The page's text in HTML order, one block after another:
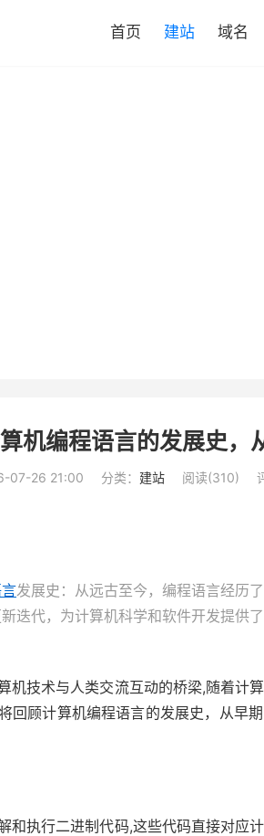
首页 建站 域名
机编程语言的发展史，
07-26 21:00 分类： 建站 阅读(310)
发展史：从远古至今，编程语言经历
迭代，为计算机科学和软件开发提供了
机技术与人类交流互动的桥梁,随着计
回顾计算机编程语言的发展史，从早
和执行二进制代码,这些代码直接对应